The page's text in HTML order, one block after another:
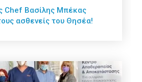
Chef Βασίλης Μπέκας
ασθενείς του Θησέα!